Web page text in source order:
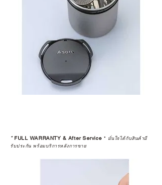
*FULL WARRANTY & After Service * มั่นใจได้กับสินค้ามี
รับประกัน พร้อมบริการหลังการขาย